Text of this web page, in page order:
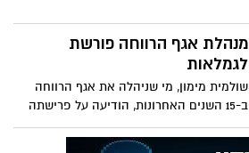
מנהלת אגף הרווחה פורשת
לגמלאות
שולמית מימון, מי שניהלה את אגף הרווחה
ב-15 השנים האחרונות, הודיעה על פרישתה
לגמלאות. ראש העיר, איתמר שמעוני:
"משוכנע ששולמית תמשיך לעשות למען